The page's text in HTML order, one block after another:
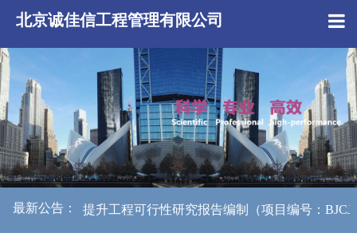
北京诚佳信工程管理有限公司
最新公告：
综合整治提升工程可行性研究报告编制（项目编号：